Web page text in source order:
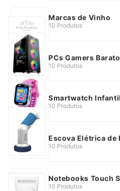
Marcas de Vinho
10 Produtos
PCs Gamers
10 Produtos
Smartwatch Infantil
10 Produtos
Escova Elétrica de
10 Produtos
Notebooks Touch
10 Produtos